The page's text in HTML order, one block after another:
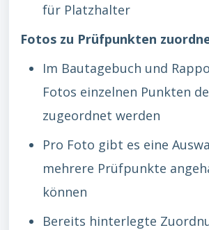
für Platzhalter
Fotos zu Prüfpunkten
Im Bautagebuch und
Fotos einzelnen Punkten
zugeordnet werden
Pro Foto gibt es eine
mehrere Prüfpunkte
können
Bereits hinterlegte